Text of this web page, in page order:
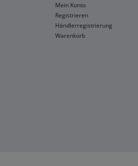
Mein Konto
Registrieren
Händlerregistrierung
Warenkorb